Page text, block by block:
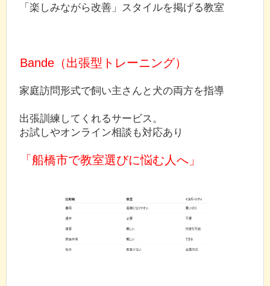
「楽しみながら改善」スタイルを掲げる教室
Bande（出張型トレーニング）
家庭訪問形式で飼い主さんと犬の両方を指導
出張訓練してくれるサービス。
お試しやオンライン相談も対応あり
「船橋市で教室選びに悩む人へ」